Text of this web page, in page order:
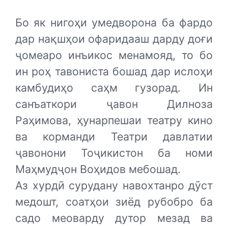
Бо як нигоҳи умедворона ба фардо
дар нақшҳои офаридааш дарду доғи
ҷомеаро инъикос менамояд, то бо
ин роҳ тавониста бошад дар ислоҳи
камбудиҳо саҳм гузорад. Ин
санъаткори ҷавон Дилноза
Раҳимова, ҳунарпешаи театру кино
ва корманди Театри давлатии
ҷавонони Тоҷикистон ба номи
Маҳмудҷон Воҳидов мебошад.
Аз хурдӣ сурудану навохтанро дӯст
медошт, соатҳои зиёд рубобро ба
садо меоварду дутор мезад ва